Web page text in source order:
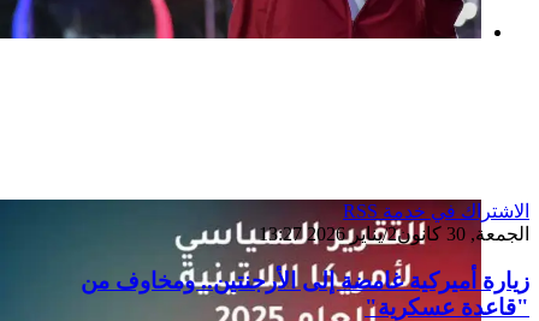
الاشتراك في خدمة RSS
الجمعة, 30 كانون2/يناير 2026 13:27
زيارة أميركية غامضة إلى الأرجنتين.. ومخاوف من
"قاعدة عسكرية"